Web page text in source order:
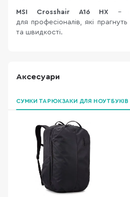
MSI Crosshair A16 HX –
для професіоналів, які
та швидкості.
Аксесуари
СУМКИ ТА РЮКЗАКИ ДЛЯ НОУТБУКІВ